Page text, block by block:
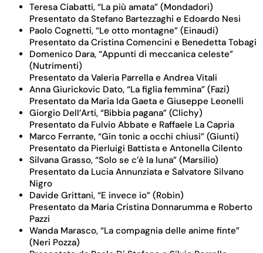
Teresa Ciabatti, “La più amata” (Mondadori)
Presentato da Stefano Bartezzaghi e Edoardo Nesi
Paolo Cognetti, “Le otto montagne” (Einaudi)
Presentato da Cristina Comencini e Benedetta Tobagi
Domenico Dara, “Appunti di meccanica celeste”
(Nutrimenti)
Presentato da Valeria Parrella e Andrea Vitali
Anna Giurickovic Dato, “La figlia femmina” (Fazi)
Presentato da Maria Ida Gaeta e Giuseppe Leonelli
Giorgio Dell’Arti, “Bibbia pagana” (Clichy)
Presentato da Fulvio Abbate e Raffaele La Capria
Marco Ferrante, “Gin tonic a occhi chiusi” (Giunti)
Presentato da Pierluigi Battista e Antonella Cilento
Silvana Grasso, “Solo se c’è la luna” (Marsilio)
Presentato da Lucia Annunziata e Salvatore Silvano
Nigro
Davide Grittani, “E invece io” (Robin)
Presentato da Maria Cristina Donnarumma e Roberto
Pazzi
Wanda Marasco, “La compagnia delle anime finte”
(Neri Pozza)